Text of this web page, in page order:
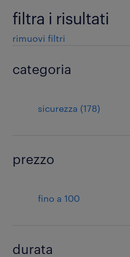
filtra i risultati
rimuovi filtri
categoria
sicurezza (178)
prezzo
fino a 100
durata